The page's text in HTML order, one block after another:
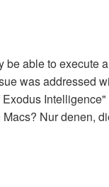
be able to execute
was addressed
Intelligence"
Nur denen,